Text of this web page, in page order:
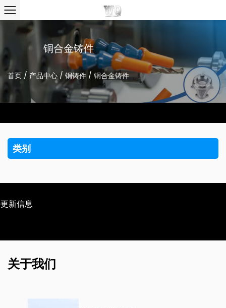
铜合金铸件
首页 / 产品中心 / 铜铸件 / 铜合金铸件
类别
新信息
关于我们